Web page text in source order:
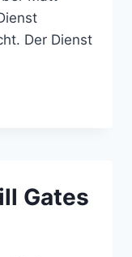
Der Dienst
Gates